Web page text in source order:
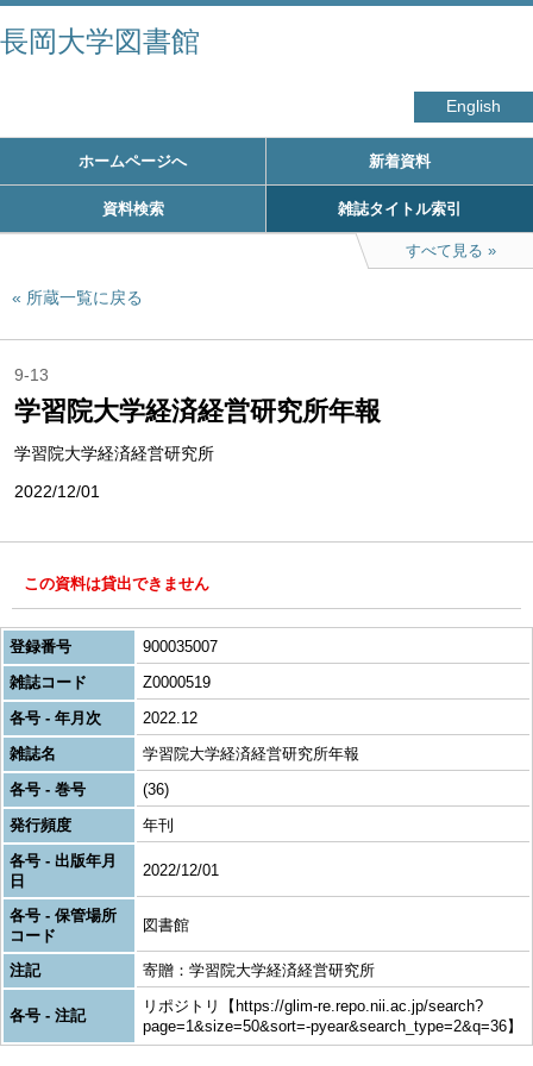
長岡大学図書館
English
ホームページへ 新着資料
資料検索 雑誌タイトル索引
すべて見る
所蔵一覧に戻る
9-13
学習院大学経済経営研究所年報
学習院大学経済経営研究所
2022/12/01
この資料は貸出できません
登録番号
900035007
雑誌コード
Z0000519
各号 - 年月次
2022.12
雑誌名
学習院大学経済経営研究所年報
各号 - 巻号
(36)
発行頻度
年刊
各号 - 出版年月
日
2022/12/01
各号 - 保管場所
コード
図書館
注記 寄贈：学習院大学経済経営研究所
各号 - 注記
リポジトリ【https://glim-re.repo.nii.ac.jp/search?
page=1&size=50&sort=-pyear&search_type=2&q=36】